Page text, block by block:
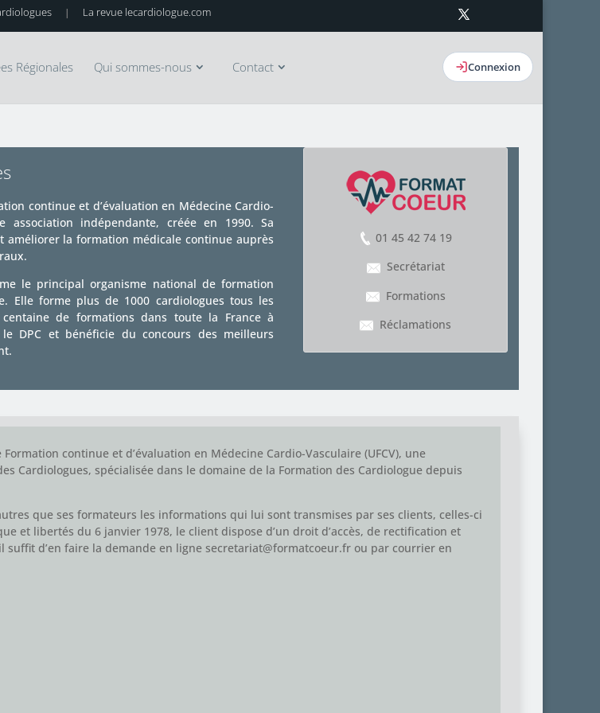
| La revue lecardiologue.com
Régionales Qui sommes-nous Contact Connexion
continue et d’évaluation en Médecine Cardio-
association indépendante, créée en 1990. Sa
améliorer la formation médicale continue auprès
le principal organisme national de formation
Elle forme plus de 1000 cardiologues tous les
de formations dans toute la France à
DPC et bénéficie du concours des meilleurs
01 45 42 74 19
Secrétariat
Formations
Réclamations
continue et d’évaluation en Médecine Cardio-Vasculaire (UFCV), une
Cardiologues, spécialisée dans le domaine de la Formation des Cardiologue depuis
que ses formateurs les informations qui lui sont transmises par ses clients, celles-ci
et libertés du 6 janvier 1978, le client dispose d’un droit d’accès, de rectification et
suffit d’en faire la demande en ligne secretariat@formatcoeur.fr ou par courrier en